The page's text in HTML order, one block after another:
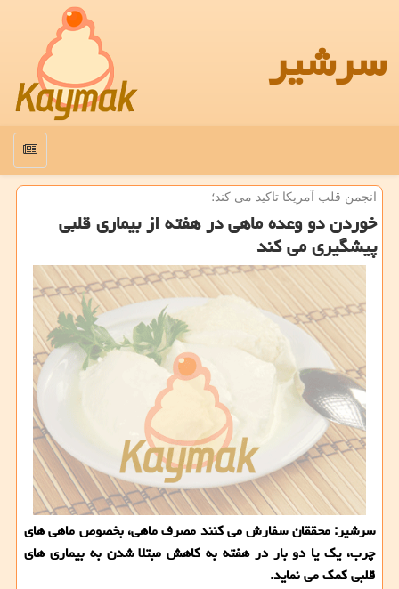
سرشیر
منو
انجمن قلب آمریكا تاكید می كند؛
خوردن دو وعده ماهی در هفته از بیماری قلبی
پیشگیری می كند
سرشیر: محققان سفارش می كنند مصرف ماهی، بخصوص ماهی های
چرب، یك یا دو بار در هفته به كاهش مبتلا شدن به بیماری های
قلبی كمك می نماید.